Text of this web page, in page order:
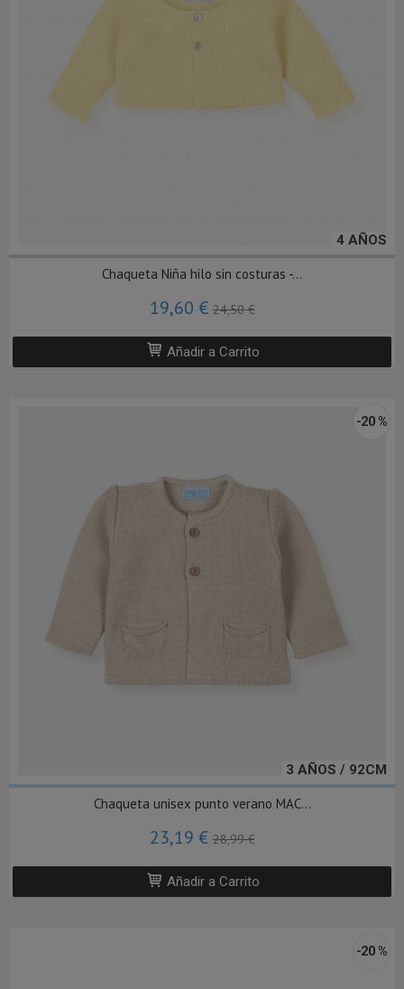
4 AÑOS
Chaqueta Niña hilo sin costuras -...
19,60 €24,50 €
Añadir a Carrito
3 AÑOS / 92CM
-20 %
Chaqueta unisex punto verano MAC...
23,19 €28,99 €
Añadir a Carrito
-20 %